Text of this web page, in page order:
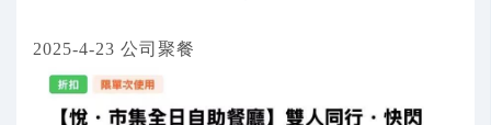
2025-4-23 公司聚餐